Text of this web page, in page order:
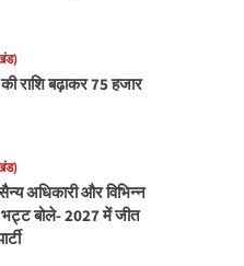
राशि बढ़ाकर 75 हजार
अधिकारी और विभिन्न
बोले- 2027 में जीत